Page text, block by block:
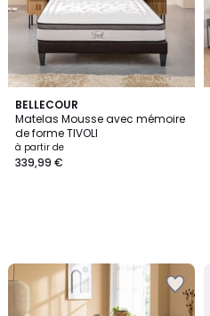
BELLECOUR
Matelas Mousse avec mémoire
de forme TIVOLI
à partir de
339,99 €